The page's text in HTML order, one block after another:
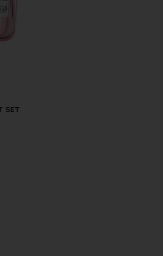
SET
ВОДА ДЛЯ ВОЛОС И ТЕЛА